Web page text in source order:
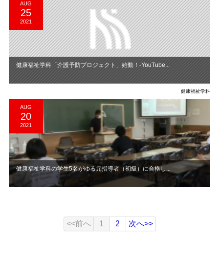
AUG
25
2021
健康福祉学科「介護予防プロジェクト」始動！-YouTube...
健康福祉学科
AUG
20
2021
健康福祉学科の学生5名がゆる元指導者（初級）に合格し...
<<前へ 1 2 次へ>>